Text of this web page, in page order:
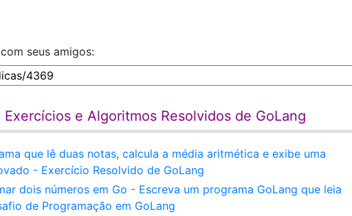
seus amigos:
e Algoritmos Resolvidos de GoLang
que lê duas notas, calcula a média aritmética e exibe uma
- Exercício Resolvido de GoLang
dois números em Go - Escreva um programa GoLang que leia
de Programação em GoLang